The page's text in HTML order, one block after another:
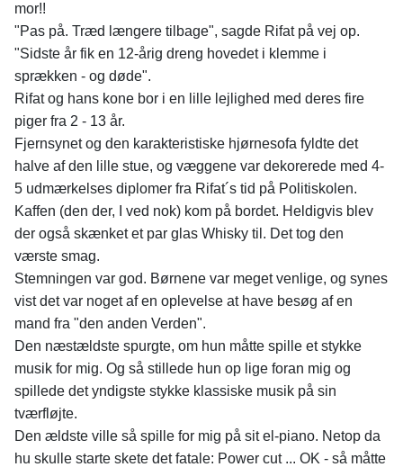
mor!!
"Pas på. Træd længere tilbage", sagde Rifat på vej op.
"Sidste år fik en 12-årig dreng hovedet i klemme i
sprækken - og døde".
Rifat og hans kone bor i en lille lejlighed med deres fire
piger fra 2 - 13 år.
Fjernsynet og den karakteristiske hjørnesofa fyldte det
halve af den lille stue, og væggene var dekorerede med 4-
5 udmærkelses diplomer fra Rifat´s tid på Politiskolen.
Kaffen (den der, I ved nok) kom på bordet. Heldigvis blev
der også skænket et par glas Whisky til. Det tog den
værste smag.
Stemningen var god. Børnene var meget venlige, og synes
vist det var noget af en oplevelse at have besøg af en
mand fra "den anden Verden".
Den næstældste spurgte, om hun måtte spille et stykke
musik for mig. Og så stillede hun op lige foran mig og
spillede det yndigste stykke klassiske musik på sin
tværfløjte.
Den ældste ville så spille for mig på sit el-piano. Netop da
hu skulle starte skete det fatale: Power cut ... OK - så måtte